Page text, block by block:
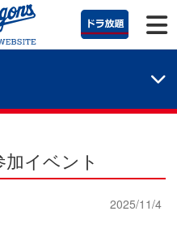
イベント
2025/11/4